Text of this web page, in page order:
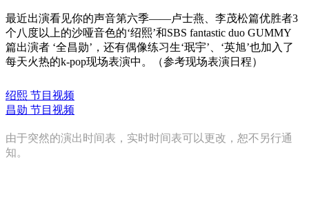
最近出演看见你的声音第六季——卢士燕、李茂松篇优胜者3
个八度以上的沙哑音色的‘绍熙’和SBS fantastic duo GUMMY
篇出演者 ‘全昌勋’，还有偶像练习生‘珉宇’、‘英旭’也加入了
每天火热的k-pop现场表演中。（参考现场表演日程）
绍熙 节目视频
昌勋 节目视频
由于突然的演出时间表，实时时间表可以更改，恕不另行通
知。